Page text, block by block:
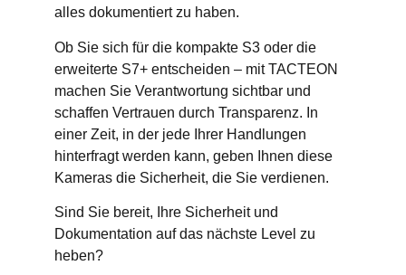
alles dokumentiert zu haben.
Ob Sie sich für die kompakte S3 oder die
erweiterte S7+ entscheiden – mit TACTEON
machen Sie Verantwortung sichtbar und
schaffen Vertrauen durch Transparenz. In
einer Zeit, in der jede Ihrer Handlungen
hinterfragt werden kann, geben Ihnen diese
Kameras die Sicherheit, die Sie verdienen.
Sind Sie bereit, Ihre Sicherheit und
Dokumentation auf das nächste Level zu
heben?